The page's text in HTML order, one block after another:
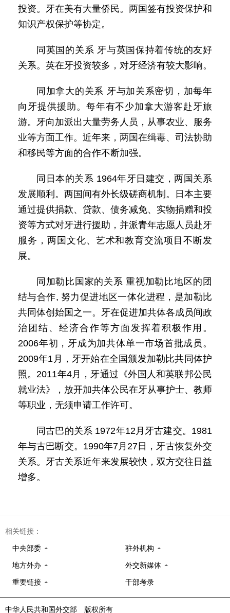
投资。牙在美有大量侨民。两国签有投资保护和
知识产权保护等协定。
同英国的关系 牙与英国保持着传统的友好
关系。英在牙投资较多，对牙经济有较大影响。
同加拿大的关系 牙与加关系密切，加每年
向牙提供援助。每年有不少加拿大游客赴牙旅
游。牙向加派出大量劳务人员，从事农业、服务
业等方面工作。近年来，两国在缉毒、司法协助
和移民等方面的合作不断加强。
同日本的关系 1964年牙日建交，两国关系
发展顺利。两国间有外长级磋商机制。日本主要
通过提供捐款、贷款、债务减免、实物捐赠和投
资等方式对牙进行援助，并派青年志愿人员赴牙
服务，两国文化、艺术和教育交流项目不断发
展。
同加勒比国家的关系 重视加勒比地区的团
结与合作, 努力促进地区一体化进程，是加勒比
共同体创始国之一。牙在促进加共体各成员间政
治团结、经济合作等方面发挥着积极作用。
2006年初，牙成为加共体单一市场首批成员。
2009年1月，牙开始在全国颁发加勒比共同体护
照。2011年4月，牙通过《外国人和英联邦公民
就业法》，放开加共体公民在牙从事护士、教师
等职业，无须申请工作许可。
同古巴的关系 1972年12月牙古建交。1981
年与古巴断交。1990年7月27日，牙古恢复外交
关系。牙古关系近年来发展较快，双方交往日益
增多。
相关链接：
中央部委 驻外机构
地方外办 外交新媒体
重要链接 干部考录
中华人民共和国外交部 版权所有